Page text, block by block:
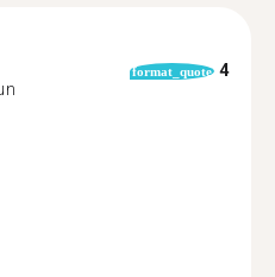
format_quote 4